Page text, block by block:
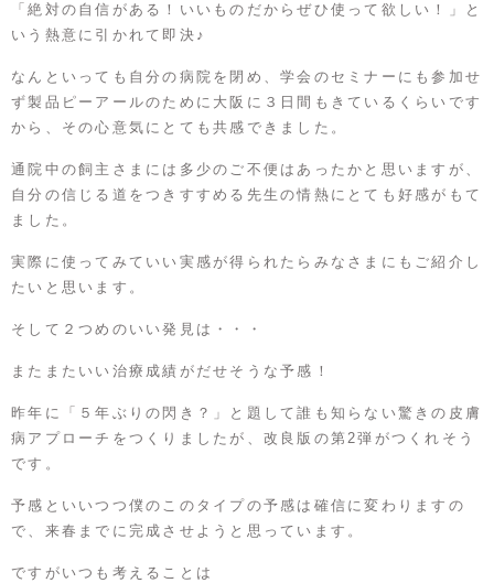
「絶対の自信がある！いいものだからぜひ使って欲しい！」と
いう熱意に引かれて即決♪
なんといっても自分の病院を閉め、学会のセミナーにも参加せ
ず製品ピーアールのために大阪に３日間もきているくらいです
から、その心意気にとても共感できました。
通院中の飼主さまには多少のご不便はあったかと思いますが、
自分の信じる道をつきすすめる先生の情熱にとても好感がもて
ました。
実際に使ってみていい実感が得られたらみなさまにもご紹介し
たいと思います。
そして２つめのいい発見は・・・
またまたいい治療成績がだせそうな予感！
昨年に「 ５年ぶりの閃き？ 」と題して誰も知らない驚きの皮膚
病アプローチをつくりましたが、改良版の第2弾がつくれそう
です。
予感といいつつ僕のこのタイプの予感は確信に変わりますの
で、来春までに完成させようと思っています。
ですがいつも考えることは